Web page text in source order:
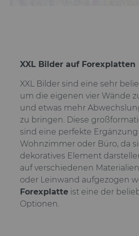
XXL Bilder auf Forexplatten
XXL Bilder sind eine sehr
um die eigenen vier Wände
und etwas mehr
zu bringen. Diese
sind eine perfekte
Wohnzimmer oder Büro, da
dekoratives Element
auf verschiedenen
oder Leinwand aufgezogen
Forexplatte ist eine der
Optionen.